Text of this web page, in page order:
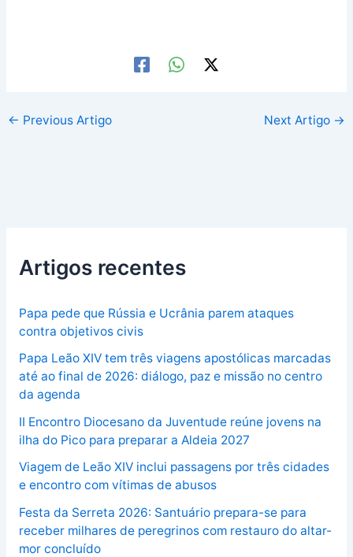
← Previous Artigo Next Artigo →
Artigos recentes
Papa pede que Rússia e Ucrânia parem ataques
contra objetivos civis
Papa Leão XIV tem três viagens apostólicas marcadas
até ao final de 2026: diálogo, paz e missão no centro
da agenda
II Encontro Diocesano da Juventude reúne jovens na
ilha do Pico para preparar a Aldeia 2027
Viagem de Leão XIV inclui passagens por três cidades
e encontro com vítimas de abusos
Festa da Serreta 2026: Santuário prepara-se para
receber milhares de peregrinos com restauro do altar-
mor concluído